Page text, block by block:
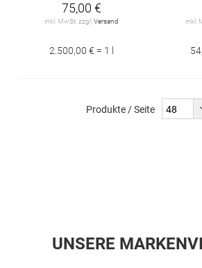
75,00 €
inkl. MwSt. zzgl. Versand
2.500,00 € = 1 l
inkl.
Produkte / Seite
UNSERE